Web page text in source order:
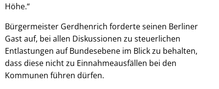
Höhe.“
Bürgermeister Gerdhenrich forderte seinen Berliner
Gast auf, bei allen Diskussionen zu steuerlichen
Entlastungen auf Bundesebene im Blick zu behalten,
dass diese nicht zu Einnahmeausfällen bei den
Kommunen führen dürfen.